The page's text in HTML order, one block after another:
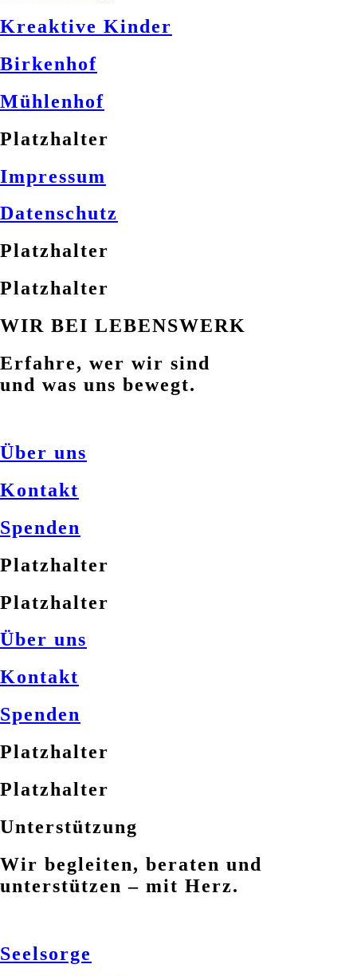
Kreaktive Kinder
Birkenhof
Mühlenhof
Platzhalter
Impressum
Datenschutz
Platzhalter
Platzhalter
WIR BEI LEBENSWERK
Erfahre, wer wir sind
und was uns bewegt.
Über uns
Kontakt
Spenden
Platzhalter
Platzhalter
Über uns
Kontakt
Spenden
Platzhalter
Platzhalter
Unterstützung
Wir begleiten, beraten und
unterstützen – mit Herz.
Seelsorge